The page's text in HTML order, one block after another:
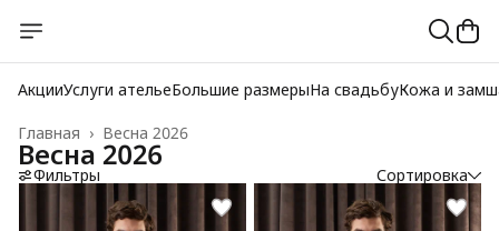
АкцииУслуги ательеБольшие размерыНа свадьбуКожа и
Весна 2026
Главная ›
Весна 2026
Фильтры Сортировка